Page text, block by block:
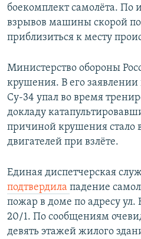
боекомплект самолёта. По
взрывов машины скорой
приблизиться к месту
Министерство обороны
крушения. В его заявлении
Су-34 упал во время
докладу
причиной крушения стало
двигателей при взлёте.
Единая диспетчерская
подтвердила падение
пожар в доме по адресу
20/1. По сообщениям
девять этажей жилого